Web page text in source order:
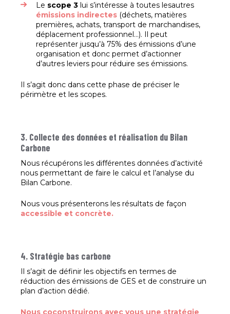
Le scope 3 lui s’intéresse à toutes lesautres
émissions indirectes (déchets, matières
premières, achats, transport de marchandises,
déplacement professionnel…). Il peut
représenter jusqu’à 75% des émissions d’une
organisation et donc permet d’actionner
d’autres leviers pour réduire ses émissions.
Il s’agit donc dans cette phase de préciser le
périmètre et les scopes.
3. Collecte des données et réalisation du Bilan
Carbone
Nous récupérons les différentes données d’activité
nous permettant de faire le calcul et l’analyse du
Bilan Carbone.
Nous vous présenterons les résultats de façon
accessible et concrète.
4. Stratégie bas carbone
Il s’agit de définir les objectifs en termes de
réduction des émissions de GES et de construire un
plan d’action dédié.
Nous coconstruirons avec vous une stratégie